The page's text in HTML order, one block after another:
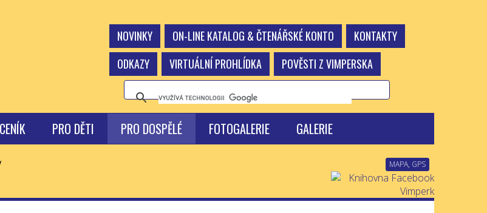
NOVINKY ON-LINE KATALOG & ČTENÁŘSKÉ KONTO
KONTAKTY
ODKAZY
VIRTUÁLNÍ PROHLÍDKA POVĚSTI Z VIMPERSKA
PRO DĚTI PRO DOSPĚLÉ FOTOGALERIE GALERIE
MAPA, GPS